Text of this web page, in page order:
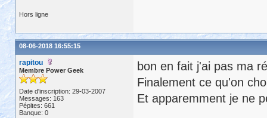
Hors ligne
08-06-2018 16:55:15
rapitou
Membre Power Geek
Date d'inscription: 29-03-2007
Messages: 163
Pépites: 661
Banque: 0
bon en fait j'ai pas ma
Finalement ce qu'on
Et apparemment je ne